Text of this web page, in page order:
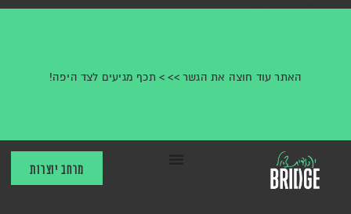
G-D16K2TD6CQ
האתר עוד חוצה את הגשר >> > תכף מגיעים לצד היפה!
מרחב יוצרות